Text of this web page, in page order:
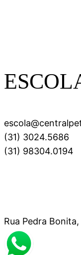
(31) 3024.5686
(31) 98304.0194
Rua Pedra